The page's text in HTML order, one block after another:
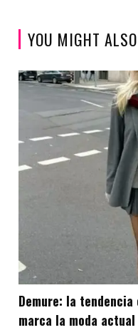
YOU MIGHT
Demure: la
marca la moda actual